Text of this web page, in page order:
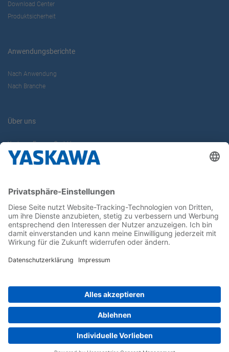
Download Center
Produktsicherheit
Anwendungsberichte
Nach Anwendung
Nach Branche
Über uns
Yaskawa Europe GmbH
Karriere
Newsletter
Follow us on...
Home Impressum Privacy
Cookie Choices
Whistleblowing